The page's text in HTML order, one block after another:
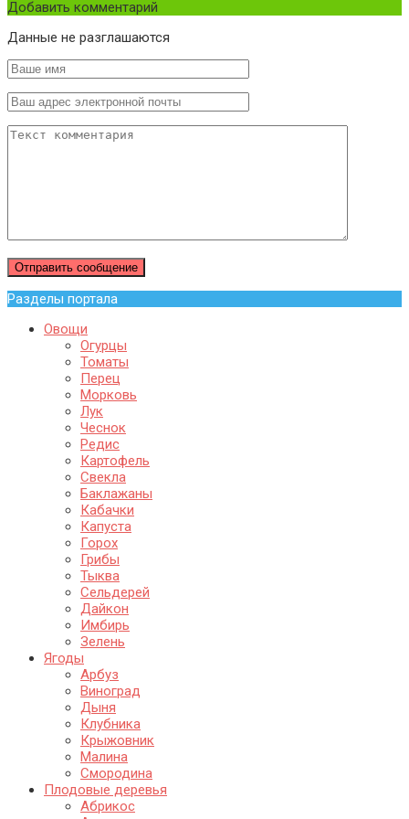
Добавить комментарий
Данные не разглашаются
Разделы портала
Овощи
Огурцы
Томаты
Перец
Морковь
Лук
Чеснок
Редис
Картофель
Свекла
Баклажаны
Кабачки
Капуста
Горох
Грибы
Тыква
Сельдерей
Дайкон
Имбирь
Зелень
Ягоды
Арбуз
Виноград
Дыня
Клубника
Крыжовник
Малина
Смородина
Плодовые деревья
Абрикос